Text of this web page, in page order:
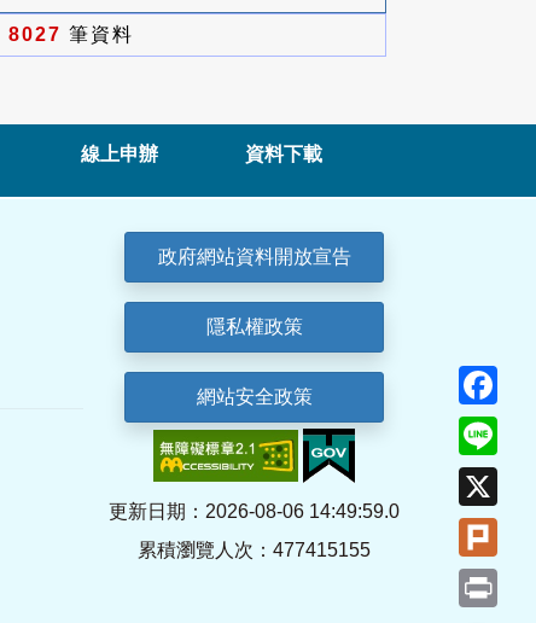
8027 筆資料
線上申辦 資料下載
政府網站資料開放宣告
隱私權政策
網站安全政策
更新日期：2026-08-06 14:49:59.0
累積瀏覽人次：477415155